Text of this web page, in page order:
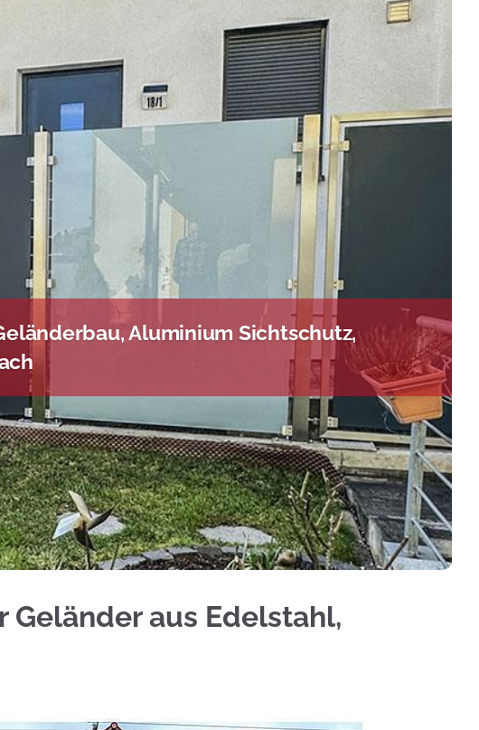
Aluminium Sichtschutz,
sowie ✓Treppengeländer, Geländerbau, Aluminium
Geländer aus Edelstahl,